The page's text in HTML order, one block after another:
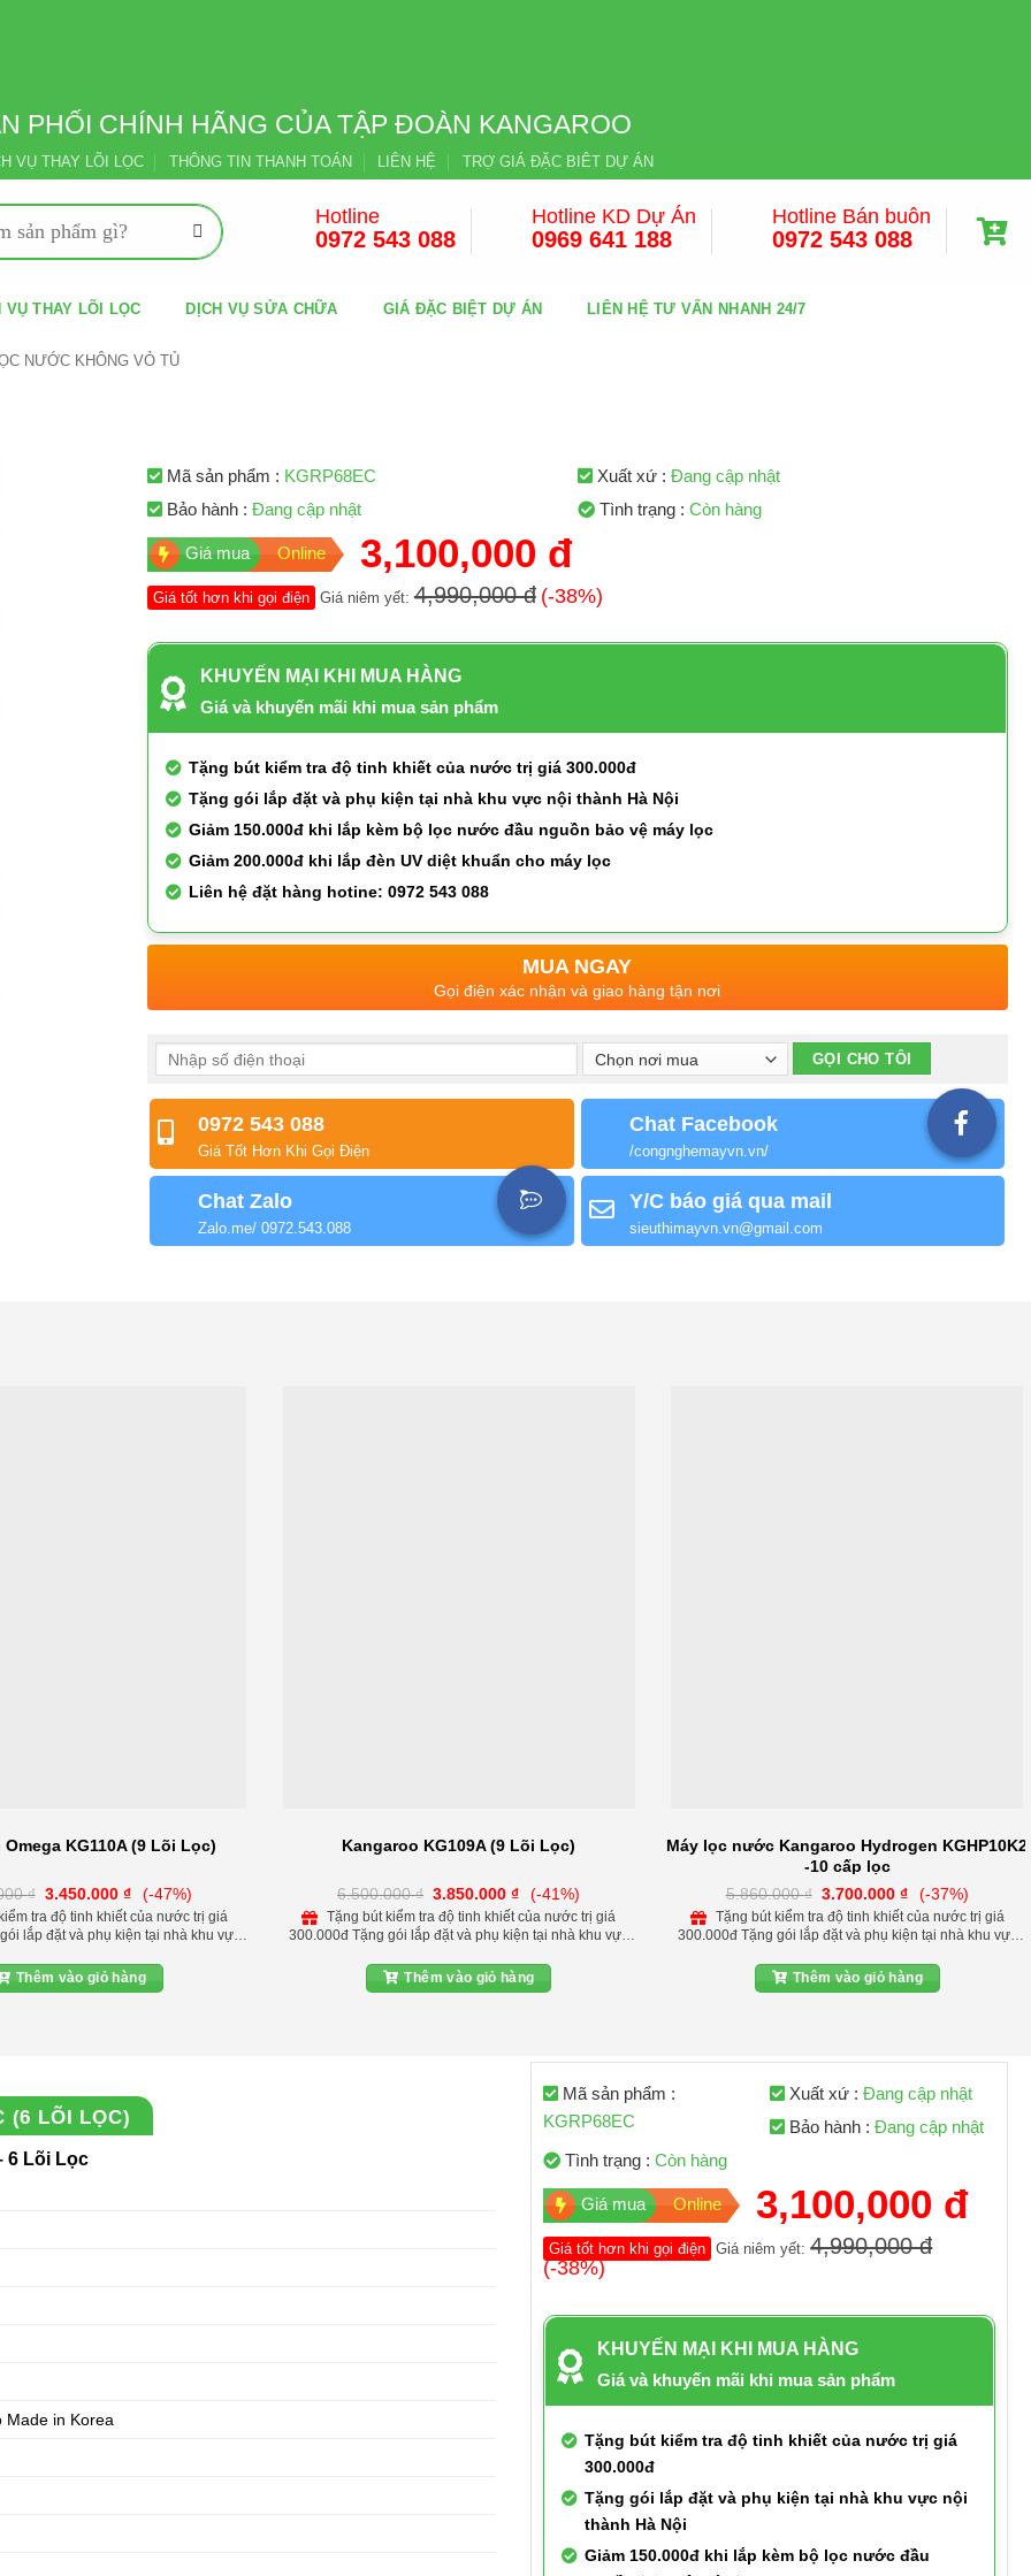
PHỐI CHÍNH HÃNG CỦA TẬP ĐOÀN KANGAROO
VỤ THAY LÕI LỌC THÔNG TIN THANH TOÁN LIÊN HỆ TRỢ GIÁ ĐẶC BIÊT DỰ ÁN
Hotline
0972 543 088
Hotline KD Dự Án
0969 641 188
Hotline Bán buôn
0972 543 088
VỤ THAY LÕI LỌC DỊCH VỤ SỬA CHỮA GIÁ ĐẶC BIỆT DỰ ÁN LIÊN HỆ TƯ VẤN NHANH 24/7
NƯỚC KHÔNG VỎ TỦ
Mã sản phẩm : KGRP68EC Xuất xứ : Đang cập nhật
Bảo hành : Đang cập nhật Tình trạng : Còn hàng
Giá mua Online 3,100,000 đ
Giá tốt hơn khi gọi điện Giá niêm yết:4,990,000 đ (-38%)
KHUYẾN MẠI KHI MUA HÀNG
Giá và khuyến mãi khi mua sản phẩm
Tặng bút kiểm tra độ tinh khiết của nước trị giá 300.000đ
Tặng gói lắp đặt và phụ kiện tại nhà khu vực nội thành Hà Nội
Giảm 150.000đ khi lắp kèm bộ lọc nước đầu nguồn bảo vệ máy lọc
Giảm 200.000đ khi lắp đèn UV diệt khuẩn cho máy lọc
Liên hệ đặt hàng hotine: 0972 543 088
MUA NGAY
Gọi điện xác nhận và giao hàng tận nơi
0972 543 088
Giá Tốt Hơn Khi Gọi Điện
Chat Facebook
/congnghemayvn.vn/
Chat Zalo
Zalo.me/ 0972.543.088
Y/C báo giá qua mail
sieuthimayvn.vn@gmail.com
KG110A (9 Lõi Lọc)
₫ Giá
gốc
là:
6.550.000 ₫.
3.450.000 ₫Giá
hiện
tại
là:
(-47%)
lắp đặt và phụ kiện tại nhà khu vực
bảo vệ máy lọc Giảm 200.000đ khi lắp
cho máy lọc Liên hệ đặt hàng hotine:
Thêm vào giỏ hàng
Kangaroo KG109A (9 Lõi Lọc)
6.500.000₫ Giá
gốc
là:
6.500.000 ₫.
3.850.000₫Giá
hiện
tại
là:
(-41%)
Tặng bút kiểm tra độ tinh khiết của nước trị giá
300.000đ Tặng gói lắp đặt và phụ kiện tại nhà khu vực
nước đầu nguồn bảo vệ máy lọc Giảm 200.000đ khi lắp
đèn UV diệt khuẩn cho máy lọc Liên hệ đặt hàng hotine:
Thêm vào giỏ hàng
Máy lọc nước Kangaroo Hydrogen KGHP10K2
-10 cấp lọc
5.860.000₫ Giá
gốc
là:
5.860.000 ₫.
3.700.000 ₫Giá
hiện
tại
là:
(-37%)
300.000đ Tặng gói lắp đặt và phụ kiện tại nhà khu vực
nước đầu nguồn bảo vệ máy lọc Giảm 200.000đ khi lắp
đèn UV diệt khuẩn cho máy lọc Liên hệ đặt hàng hotine:
Thêm vào giỏ hàng
(6 LÕI LỌC)
6 Lõi Lọc
Made in Korea
Mã sản phẩm :
KGRP68EC
Xuất xứ : Đang cập nhật
Bảo hành : Đang cập nhật
Tình trạng :Còn hàng
Giá mua Online 3,100,000 đ
Giá tốt hơn khi gọi điện Giá niêm yết:4,990,000 đ
(-38%)
KHUYẾN MẠI KHI MUA HÀNG
Giá và khuyến mãi khi mua sản phẩm
Tặng bút kiểm tra độ tinh khiết của nước trị giá
300.000đ
Tặng gói lắp đặt và phụ kiện tại nhà khu vực nội
thành Hà Nội
Giảm 150.000đ khi lắp kèm bộ lọc nước đầu